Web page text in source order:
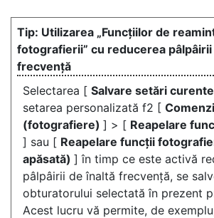
Utilizarea „Funcțiilor de
fotografierii” cu reducerea pâlpâirii
frecvență
Selectarea [ Salvare setări curente
setarea personalizată f2 [
(fotografiere) ] > [ Reapelare
] sau [ Reapelare funcții
apăsată) ] în timp ce este activă
pâlpâirii de înaltă frecvență, se
obturatorului selectată în prezent
Acest lucru vă permite, de